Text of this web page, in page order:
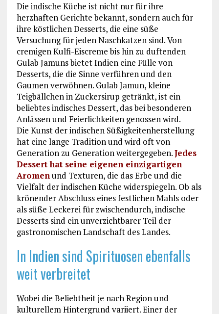
Die indische Küche ist nicht nur für ihre
herzhaften Gerichte bekannt, sondern auch für
ihre köstlichen Desserts, die eine süße
Versuchung für jeden Naschkatzen sind. Von
cremigen Kulfi-Eiscreme bis hin zu duftenden
Gulab Jamuns bietet Indien eine Fülle von
Desserts, die die Sinne verführen und den
Gaumen verwöhnen. Gulab Jamun, kleine
Teigbällchen in Zuckersirup getränkt, ist ein
beliebtes indisches Dessert, das bei besonderen
Anlässen und Feierlichkeiten genossen wird.
Die Kunst der indischen Süßigkeitenherstellung
hat eine lange Tradition und wird oft von
Generation zu Generation weitergegeben.Jedes
Dessert hat seine eigenen einzigartigen
Aromenund Texturen, die das Erbe und die
Vielfalt der indischen Küche widerspiegeln. Ob als
krönender Abschluss eines festlichen Mahls oder
als süße Leckerei für zwischendurch, indische
Desserts sind ein unverzichtbarer Teil der
gastronomischen Landschaft des Landes.
In Indien sind Spirituosen ebenfalls
weit verbreitet
Wobei die Beliebtheit je nach Region und
kulturellem Hintergrund variiert. Einer der